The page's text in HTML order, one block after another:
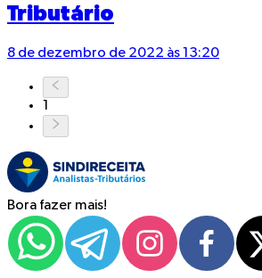
Tributário
8 de dezembro de 2022 às 13:20
1
Bora fazer mais!